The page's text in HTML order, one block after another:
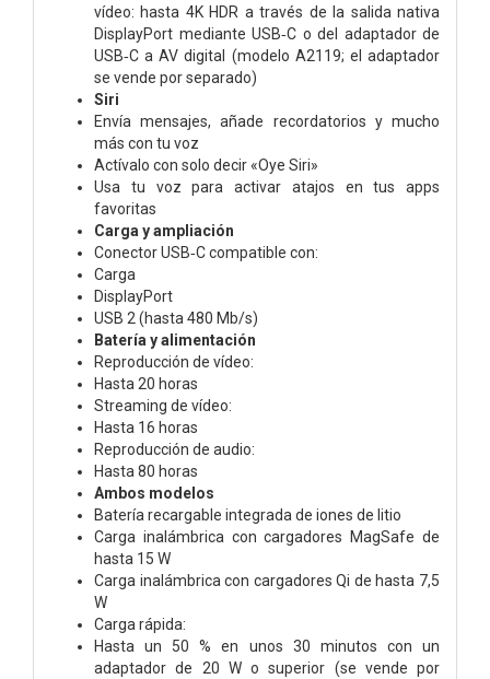
vídeo: hasta 4K HDR a través de la salida nativa
DisplayPort mediante USB‑C o del adaptador de
USB‑C a AV digital (modelo A2119; el adaptador
se vende por separado)
Siri
Envía mensajes, añade recordatorios y mucho
más con tu voz
Actívalo con solo decir «Oye Siri»
Usa tu voz para activar atajos en tus apps
favoritas
Carga y ampliación
Conector USB‑C compatible con:
Carga
DisplayPort
USB 2 (hasta 480 Mb/s)
Batería y alimentación
Reproducción de vídeo:
Hasta 20 horas
Streaming de vídeo:
Hasta 16 horas
Reproducción de audio:
Hasta 80 horas
Ambos modelos
Batería recargable integrada de iones de litio
Carga inalámbrica con cargadores MagSafe de
hasta 15 W
Carga inalámbrica con cargadores Qi de hasta 7,5
W
Carga rápida:
Hasta un 50 % en unos 30 minutos con un
adaptador de 20 W o superior (se vende por